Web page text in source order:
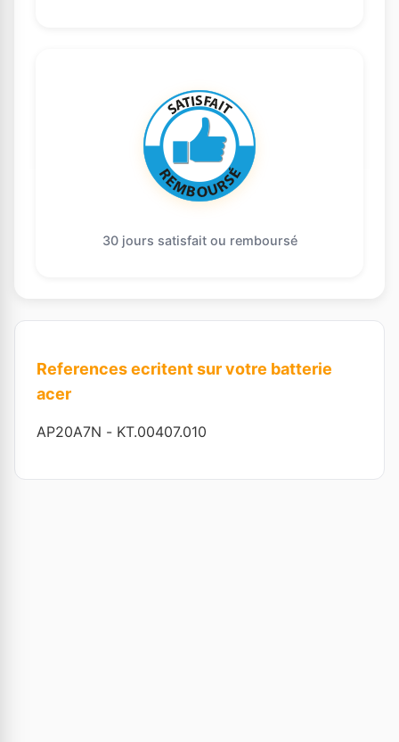
30 jours satisfait ou remboursé
References ecritent sur votre batterie
acer
AP20A7N - KT.00407.010